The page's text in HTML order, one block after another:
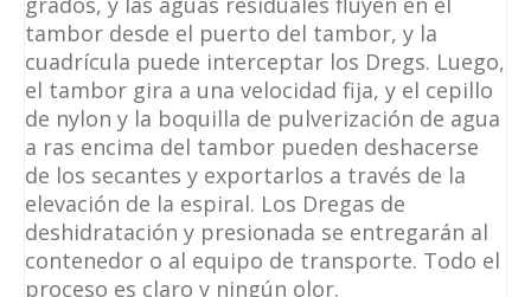
tambor desde el puerto del tambor, y la
cuadrícula puede interceptar los Dregs. Luego,
el tambor gira a una velocidad fija, y el cepillo
de nylon y la boquilla de pulverización de agua
a ras encima del tambor pueden deshacerse
de los secantes y exportarlos a través de la
elevación de la espiral. Los Dregas de
deshidratación y presionada se entregarán al
contenedor o al equipo de transporte. Todo el
proceso es claro y ningún olor.